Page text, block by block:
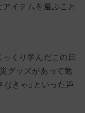
イテムを選ぶこと
くり学んだこの日
グッズがあって勉
なきゃ」といった声